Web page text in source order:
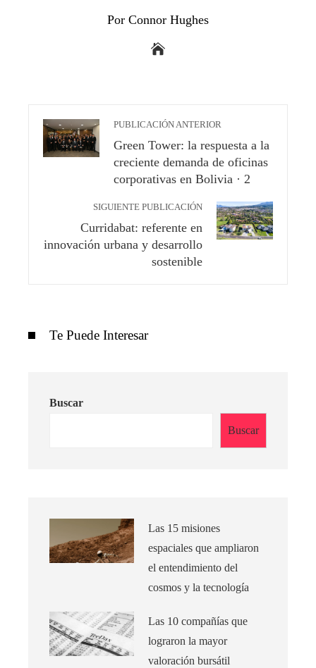
Por Connor Hughes
PUBLICACIÓN ANTERIOR
Green Tower: la respuesta a la
creciente demanda de oficinas
corporativas en Bolivia · 2
SIGUIENTE PUBLICACIÓN
Curridabat: referente en
innovación urbana y desarrollo
sostenible
Te Puede Interesar
Buscar
Buscar
Las 15 misiones
espaciales que ampliaron
el entendimiento del
cosmos y la tecnología
Las 10 compañías que
lograron la mayor
valoración bursátil